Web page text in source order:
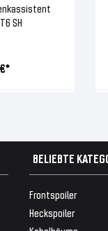
SH
BELIEBTE
Frontspoiler
Heckspoiler